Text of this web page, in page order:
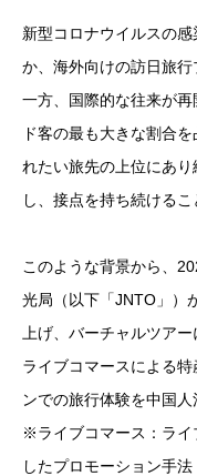
新型コロナウイルスの
か、海外向けの訪日旅行
一方、国際的な往来が
ド客の最も大きな割合
れたい旅先の上位にあ
し、接点を持ち続けるこ
このような背景から、
光局（以下「JNTO」）
上げ、バーチャルツア
ライブコマースによる
ンでの旅行体験を中国人
※ライブコマース：ライ
したプロモーション手法